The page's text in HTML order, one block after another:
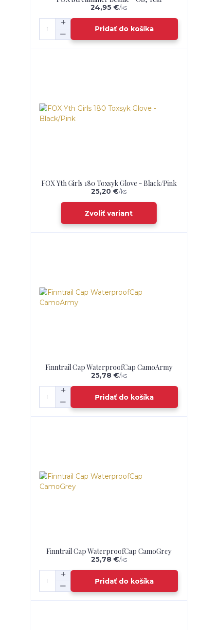
24,95 €/ks
Pridať do košíka
FOX Yth Girls 180 Toxsyk Glove - Black/Pink
25,20 €/ks
Zvoliť variant
Finntrail Cap WaterproofCap CamoArmy
25,78 €/ks
Pridať do košíka
Finntrail Cap WaterproofCap CamoGrey
25,78 €/ks
Pridať do košíka